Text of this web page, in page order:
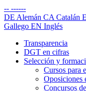
-- ------
DE Alemán CA Catalán
Gallego EN Inglés
Transparencia
DGT en cifras
Selección y
Cursos para
Oposiciones
Concursos